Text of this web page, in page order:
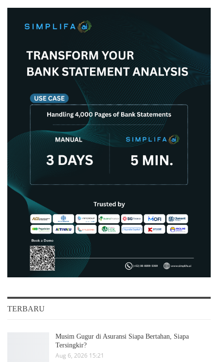
TERBARU
Musim Gugur di Asuransi Siapa Bertahan, Siapa
Tersingkir?
Aug 6, 2026 15:21